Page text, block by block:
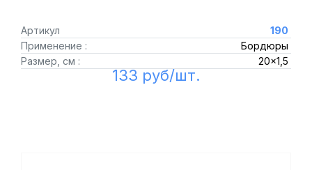
Артикул
190
Применение :
Бордюры
Размер, см :
20x1,5
133 руб/шт.